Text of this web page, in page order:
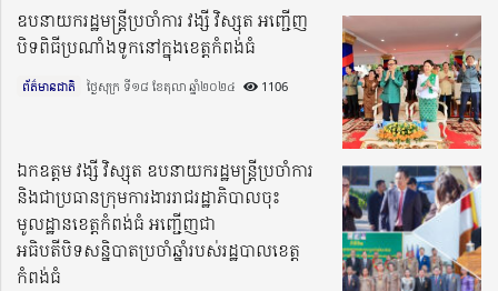
ឧបនាយករដ្ឋមន្ត្រីប្រចាំការ វង្សី វិស្សុត អញ្ជើញ
បិទពិធីប្រណាំងទូកនៅក្នុងខេត្តកំពង់ធំ
ព័ត៌មានជាតិ ថ្ងៃសុក្រ ទី១៨ ខែតុលា ឆ្នាំ២០២៤​ 1106
ឯកឧត្តម វង្សី វិស្សុត ឧបនាយករដ្ឋមន្ត្រីប្រចាំការ
និងជាប្រធានក្រុមការងាររាជរដ្ឋាភិបាលចុះ
មូលដ្ឋានខេត្តកំពង់ធំ អញ្ជើញជា
អធិបតីបិទសន្និបាតប្រចាំឆ្នាំរបស់រដ្ឋបាលខេត្ត
កំពង់ធំ